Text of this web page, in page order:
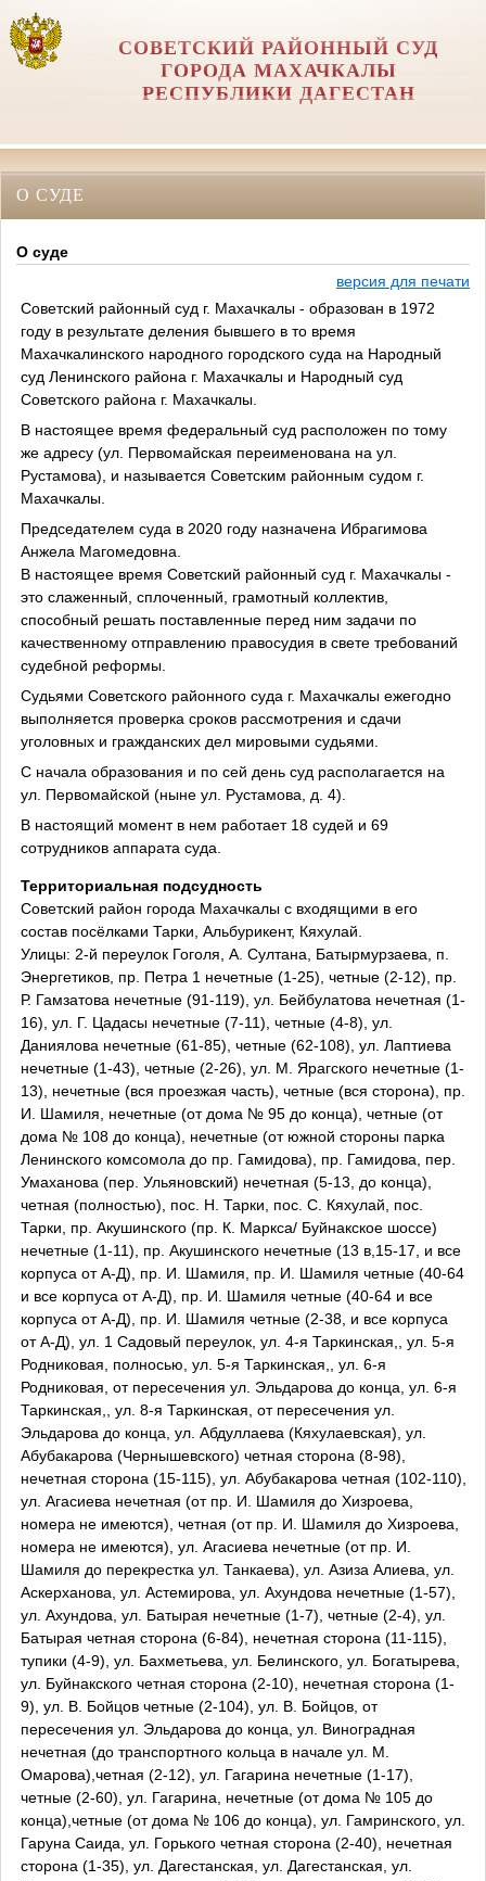
СОВЕТСКИЙ РАЙОННЫЙ СУД
ГОРОДА МАХАЧКАЛЫ
РЕСПУБЛИКИ ДАГЕСТАН
О СУДЕ
О суде
версия для печати
Советский районный суд г. Махачкалы - образован в 1972
году в результате деления бывшего в то время
Махачкалинского народного городского суда на Народный
суд Ленинского района г. Махачкалы и Народный суд
Советского района г. Махачкалы.
В настоящее время федеральный суд расположен по тому
же адресу (ул. Первомайская переименована на ул.
Рустамова), и называется Советским районным судом г.
Махачкалы.
Председателем суда в 2020 году назначена Ибрагимова
Анжела Магомедовна.
В настоящее время Советский районный суд г. Махачкалы -
это слаженный, сплоченный, грамотный коллектив,
способный решать поставленные перед ним задачи по
качественному отправлению правосудия в свете требований
судебной реформы.
Судьями Советского районного суда г. Махачкалы ежегодно
выполняется проверка сроков рассмотрения и сдачи
уголовных и гражданских дел мировыми судьями.
С начала образования и по сей день суд располагается на
ул. Первомайской (ныне ул. Рустамова, д. 4).
В настоящий момент в нем работает 18 судей и 69
сотрудников аппарата суда.
Территориальная подсудность
Советский район города Махачкалы с входящими в его
состав посёлками Тарки, Альбурикент, Кяхулай.
Улицы: 2-й переулок Гоголя, А. Султана, Батырмурзаева, п.
Энергетиков, пр. Петра 1 нечетные (1-25), четные (2-12), пр.
Р. Гамзатова нечетные (91-119), ул. Бейбулатова нечетная (1-
16), ул. Г. Цадасы нечетные (7-11), четные (4-8), ул.
Даниялова нечетные (61-85), четные (62-108), ул. Лаптиева
нечетные (1-43), четные (2-26), ул. М. Ярагского нечетные (1-
13), нечетные (вся проезжая часть), четные (вся сторона), пр.
И. Шамиля, нечетные (от дома № 95 до конца), четные (от
дома № 108 до конца), нечетные (от южной стороны парка
Ленинского комсомола до пр. Гамидова), пр. Гамидова, пер.
Умаханова (пер. Ульяновский) нечетная (5-13, до конца),
четная (полностью), пос. Н. Тарки, пос. С. Кяхулай, пос.
Тарки, пр. Акушинского (пр. К. Маркса/ Буйнакское шоссе)
нечетные (1-11), пр. Акушинского нечетные (13 в,15-17, и все
корпуса от А-Д), пр. И. Шамиля, пр. И. Шамиля четные (40-64
и все корпуса от А-Д), пр. И. Шамиля четные (40-64 и все
корпуса от А-Д), пр. И. Шамиля четные (2-38, и все корпуса
от А-Д), ул. 1 Садовый переулок, ул. 4-я Таркинская,, ул. 5-я
Родниковая, полносью, ул. 5-я Таркинская,, ул. 6-я
Родниковая, от пересечения ул. Эльдарова до конца, ул. 6-я
Таркинская,, ул. 8-я Таркинская, от пересечения ул.
Эльдарова до конца, ул. Абдуллаева (Кяхулаевская), ул.
Абубакарова (Чернышевского) четная сторона (8-98),
нечетная сторона (15-115), ул. Абубакарова четная (102-110),
ул. Агасиева нечетная (от пр. И. Шамиля до Хизроева,
номера не имеются), четная (от пр. И. Шамиля до Хизроева,
номера не имеются), ул. Агасиева нечетные (от пр. И.
Шамиля до перекрестка ул. Танкаева), ул. Азиза Алиева, ул.
Аскерханова, ул. Астемирова, ул. Ахундова нечетные (1-57),
ул. Ахундова, ул. Батырая нечетные (1-7), четные (2-4), ул.
Батырая четная сторона (6-84), нечетная сторона (11-115),
тупики (4-9), ул. Бахметьева, ул. Белинского, ул. Богатырева,
ул. Буйнакского четная сторона (2-10), нечетная сторона (1-
9), ул. В. Бойцов четные (2-104), ул. В. Бойцов, от
пересечения ул. Эльдарова до конца, ул. Виноградная
нечетная (до транспортного кольца в начале ул. М.
Омарова),четная (2-12), ул. Гагарина нечетные (1-17),
четные (2-60), ул. Гагарина, нечетные (от дома № 105 до
конца),четные (от дома № 106 до конца), ул. Гамринского, ул.
Гаруна Саида, ул. Горького четная сторона (2-40), нечетная
сторона (1-35), ул. Дагестанская, ул. Дагестанская, ул.